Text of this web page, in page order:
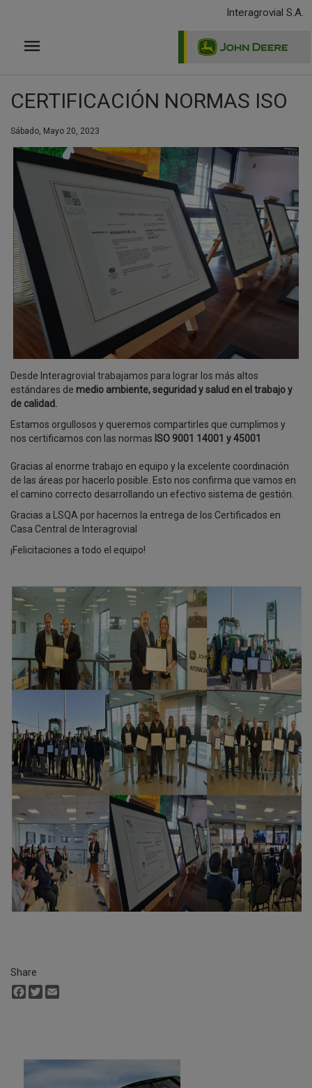
principal
Interagrovial S.A.
CERTIFICACIÓN NORMAS ISO
Sábado, Mayo 20, 2023
Desde Interagrovial trabajamos para lograr los más altos
estándares de medio ambiente, seguridad y salud en el trabajo y
de calidad.
Estamos orgullosos y queremos compartirles que cumplimos y
nos certificamos con las normas ISO 9001 14001 y 45001
Gracias al enorme trabajo en equipo y la excelente coordinación
de las áreas por hacerlo posible. Esto nos confirma que vamos en
el camino correcto desarrollando un efectivo sistema de gestión.
Gracias a LSQA por hacernos la entrega de los Certificados en
Casa Central de Interagrovial
¡Felicitaciones a todo el equipo!
Share
Facebook
Twitter